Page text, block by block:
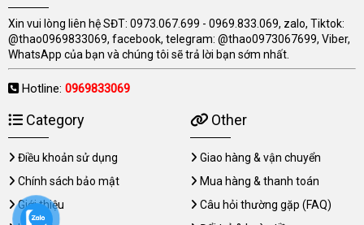
Xin vui lòng liên hệ SĐT: 0973.067.699 - 0969.833.069, zalo, Tiktok:
@thao0969833069, facebook, telegram: @thao0973067699, Viber,
WhatsApp của bạn và chúng tôi sẽ trả lời bạn sớm nhất.
Hotline: 0969833069
Category
Điều khoản sử dụng
Chính sách bảo mật
Giới thiệu
Other
Giao hàng & vận chuyển
Mua hàng & thanh toán
Câu hỏi thường gặp (FAQ)